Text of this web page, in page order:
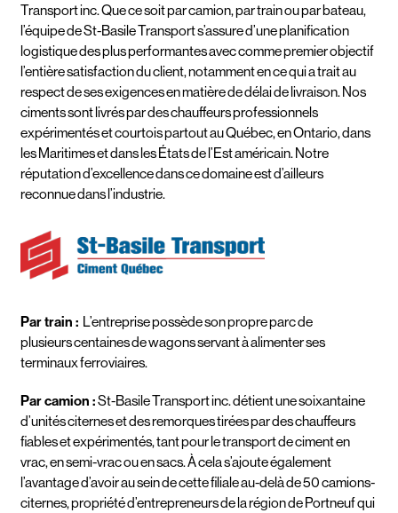
Transport inc. Que ce soit par camion, par train ou par bateau,
l’équipe de St-Basile Transport s’assure d’une planification
logistique des plus performantes avec comme premier objectif
l’entière satisfaction du client, notamment en ce qui a trait au
respect de ses exigences en matière de délai de livraison. Nos
ciments sont livrés par des chauffeurs professionnels
expérimentés et courtois partout au Québec, en Ontario, dans
les Maritimes et dans les États de l’Est américain. Notre
réputation d’excellence dans ce domaine est d’ailleurs
reconnue dans l’industrie.
Par train : L’entreprise possède son propre parc de
plusieurs centaines de wagons servant à alimenter ses
terminaux ferroviaires.
Par camion :St-Basile Transport inc. détient une soixantaine
d’unités citernes et des remorques tirées par des chauffeurs
fiables et expérimentés, tant pour le transport de ciment en
vrac, en semi-vrac ou en sacs. À cela s’ajoute également
l’avantage d’avoir au sein de cette filiale au-delà de 50 camions-
citernes, propriété d’entrepreneurs de la région de Portneuf qui